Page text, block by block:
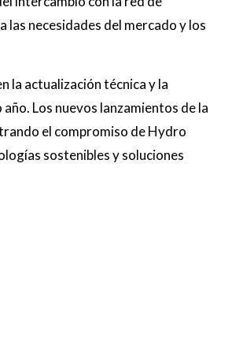
necesidades del mercado y los
la actualización técnica y la
Los nuevos lanzamientos de la
el compromiso de Hydro
sostenibles y soluciones